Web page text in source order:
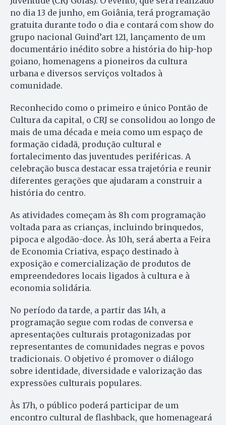
no dia 13 de junho, em Goiânia, terá programação
gratuita durante todo o dia e contará com show do
grupo nacional Guind’art 121, lançamento de um
documentário inédito sobre a história do hip-hop
goiano, homenagens a pioneiros da cultura
urbana e diversos serviços voltados à
comunidade.
Reconhecido como o primeiro e único Pontão de
Cultura da capital, o CRJ se consolidou ao longo de
mais de uma década e meia como um espaço de
formação cidadã, produção cultural e
fortalecimento das juventudes periféricas. A
celebração busca destacar essa trajetória e reunir
diferentes gerações que ajudaram a construir a
história do centro.
As atividades começam às 8h com programação
voltada para as crianças, incluindo brinquedos,
pipoca e algodão-doce. Às 10h, será aberta a Feira
de Economia Criativa, espaço destinado à
exposição e comercialização de produtos de
empreendedores locais ligados à cultura e à
economia solidária.
No período da tarde, a partir das 14h, a
programação segue com rodas de conversa e
apresentações culturais protagonizadas por
representantes de comunidades negras e povos
tradicionais. O objetivo é promover o diálogo
sobre identidade, diversidade e valorização das
expressões culturais populares.
Às 17h, o público poderá participar de um
encontro cultural de flashback, que homenageará